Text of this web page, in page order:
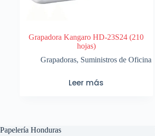
Grapadora Kangaro HD-23S24 (210
hojas)
Grapadoras, Suministros de Oficina
Leer más
Papelería Honduras